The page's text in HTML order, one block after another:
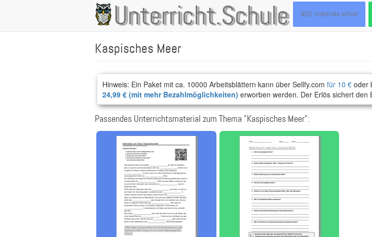
Unterricht.Schule
Main
navigation
NEU: materials.school
Kaspisches Meer
Hinweis: Ein Paket mit ca. 10000 Arbeitsblättern kann über Sellfy.com für 10 € oder
24,99 € (mit mehr Bezahlmöglichkeiten) erworben werden. Der Erlös sichert
Passendes Unterrichtsmaterial zum Thema "Kaspisches Meer":